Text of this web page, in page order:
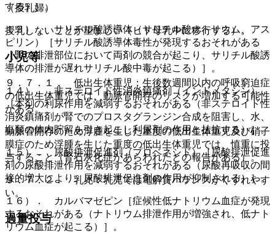
（授乳婦）
授乳しないことが望ましい（ヒト母乳中に移行する）。
小児等
９．７．１． 低出生体重児：生後数週間以内の呼吸窮迫症
の低出生体重児では、動脈管開存のリスクが増加する可能性
がある。
動脈管開存のため浮腫を生じた重度の低出生体重児及び硝子
膜症のため浮腫を生じた重度の低出生体重児では、慎重に投
与すること（腎石灰化症があらわれたとの報告がある）。
９．７．２． 乳児：乳児では電解質バランスがくずれやす
い。
過量投与
する）］。
１３）． サリチル酸誘導体（サリチル酸ナトリウム、アス
ピリン）［サリチル酸誘導体毒性が発現するおそれがある
（腎の排泄部位において両剤の競合が起こり、サリチル酸誘
導体の排泄が遅れサリチル酸中毒が起こる）］。
１４）． 非ステロイド性消炎鎮痛剤（インドメタシン）
［本剤の利尿作用を減弱するおそれがある（非ステロイド性
消炎鎮痛剤が腎でのプロスタグランジン合成を阻害し、水、
塩類の体内貯留を引き起こし利尿剤の作用と拮抗する）］。
１５）． 尿酸排泄促進剤（プロベネシド）［尿酸排泄促進
剤の尿酸排泄作用を減弱するおそれがある（尿酸再吸収の間
接的増大により、尿酸排泄促進剤の作用が抑制される）］。
１６）． カルバマゼピン［症候性低ナトリウム血症が発現
するおそれがある（ナトリウム排泄作用が増強され、低ナト
リウム血症が起こる）］。